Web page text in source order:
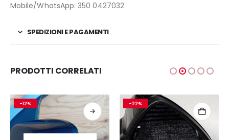
Mobile/WhatsApp: 350 0427032
SPEDIZIONI E PAGAMENTI
PRODOTTI CORRELATI
-12% -22%